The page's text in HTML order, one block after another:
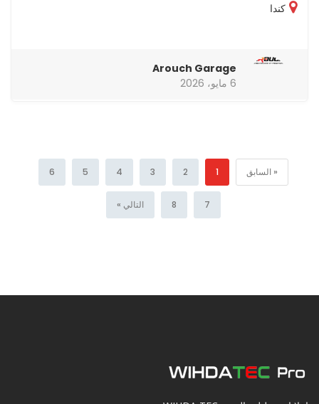
كندا
Arouch Garage
6 مايو، 2026
« السابق 1
2
3
4
5
6
7
8 التالي »